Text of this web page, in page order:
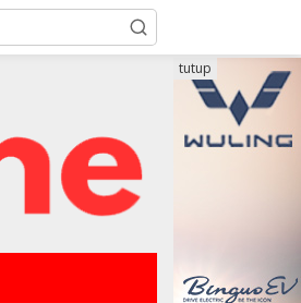
tutup